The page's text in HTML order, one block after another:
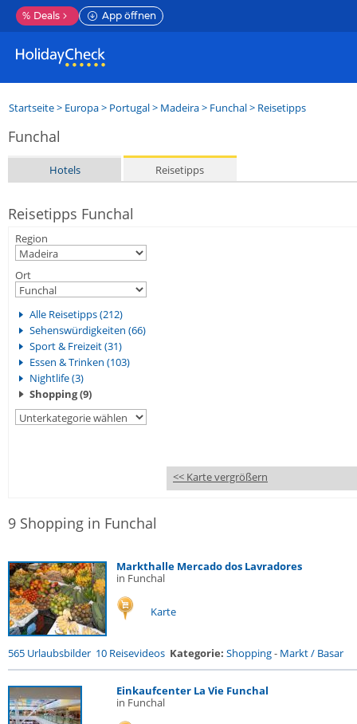
% Deals App öffnen
Startseite> Europa> Portugal> Madeira> Funchal> Reisetipps
Funchal
Hotels Reisetipps
Reisetipps Funchal
Region
Ort
Alle Reisetipps (212)
Sehenswürdigkeiten (66)
Sport & Freizeit (31)
Essen & Trinken (103)
Nightlife (3)
Shopping (9)
<< Karte vergrößern
9 Shopping in Funchal
Markthalle Mercado dos Lavradores
in Funchal
Karte
565 Urlaubsbilder 10 Reisevideos Kategorie: Shopping- Markt / Basar
Einkaufcenter La Vie Funchal
in Funchal